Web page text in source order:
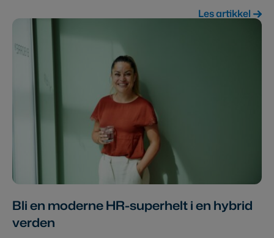
Les artikkel
Bli en moderne HR-superhelt i en hybrid
verden